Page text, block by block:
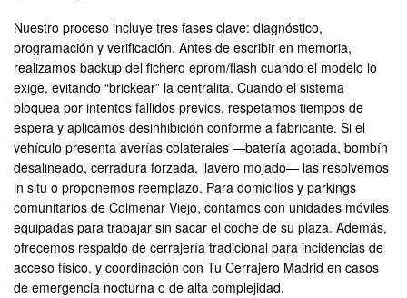
Nuestro proceso incluye tres fases clave: diagnóstico,
programación y verificación. Antes de escribir en memoria,
realizamos backup del fichero eprom/flash cuando el modelo lo
exige, evitando “brickear” la centralita. Cuando el sistema
bloquea por intentos fallidos previos, respetamos tiempos de
espera y aplicamos desinhibición conforme a fabricante. Si el
vehículo presenta averías colaterales —batería agotada, bombín
desalineado, cerradura forzada, llavero mojado— las resolvemos
in situ o proponemos reemplazo. Para domicilios y parkings
comunitarios de Colmenar Viejo, contamos con unidades móviles
equipadas para trabajar sin sacar el coche de su plaza. Además,
ofrecemos respaldo de cerrajería tradicional para incidencias de
acceso físico, y coordinación con Tu Cerrajero Madrid en casos
de emergencia nocturna o de alta complejidad.